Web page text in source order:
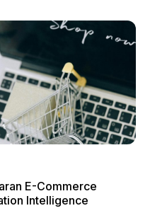
E-Commerce
Intelligence